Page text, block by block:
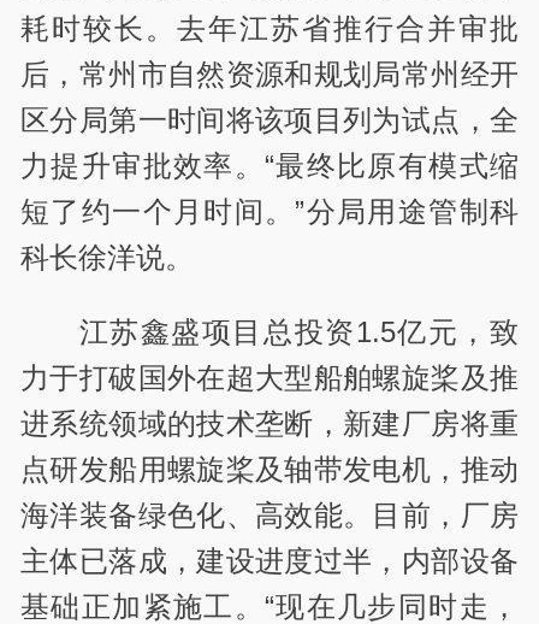
耗时较长。去年江苏省推行合并审批
后，常州市自然资源和规划局常州经开
区分局第一时间将该项目列为试点，全
力提升审批效率。“最终比原有模式缩
短了约一个月时间。”分局用途管制科
科长徐洋说。
江苏鑫盛项目总投资1.5亿元，致
力于打破国外在超大型船舶螺旋桨及推
进系统领域的技术垄断，新建厂房将重
点研发船用螺旋桨及轴带发电机，推动
海洋装备绿色化、高效能。目前，厂房
主体已落成，建设进度过半，内部设备
基础正加紧施工。“现在几步同时走，